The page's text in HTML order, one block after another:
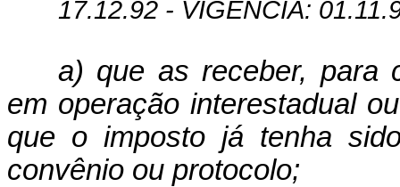
17.12.92 - VIGÊNCIA:
a) que as receber, para
em operação interestadual
que o imposto já tenha
convênio ou pro­tocolo;